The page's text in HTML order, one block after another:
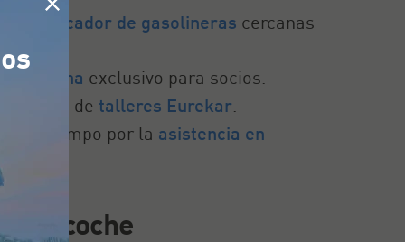
buscador de gasolineras cercanas
gasolina exclusivo para socios.
red de talleres Eurekar.
por la asistencia en
en coche